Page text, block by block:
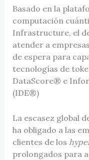
Basado en la
computación
Infrastructure, el
atender a
de espera para
tecnologías de
DataScore® e
(IDE®)
La escasez global
ha obligado a las
clientes de los
prolongados para